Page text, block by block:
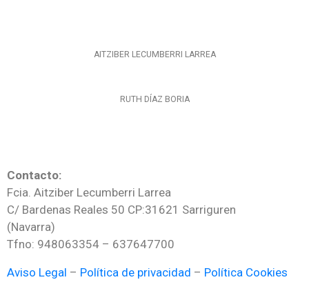
AITZIBER LECUMBERRI LARREA
RUTH DÍAZ BORIA
Contacto:
Fcia. Aitziber Lecumberri Larrea
C/ Bardenas Reales 50 CP:31621 Sarriguren
(Navarra)
Tfno: 948063354 – 637647700
Aviso Legal – Política de privacidad – Política Cookies